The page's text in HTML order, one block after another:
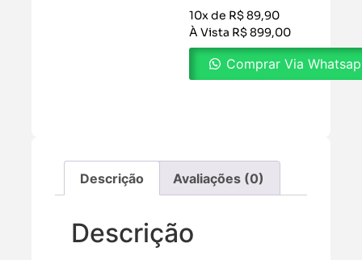
10x de R$ 89,90
À Vista R$ 899,00
Comprar Via
Descrição Avaliações (0)
Descrição